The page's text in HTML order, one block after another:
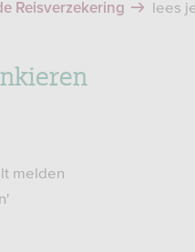
Reisverzekering lees
melden